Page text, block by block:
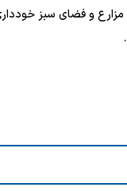
مزارع و فضای سبز